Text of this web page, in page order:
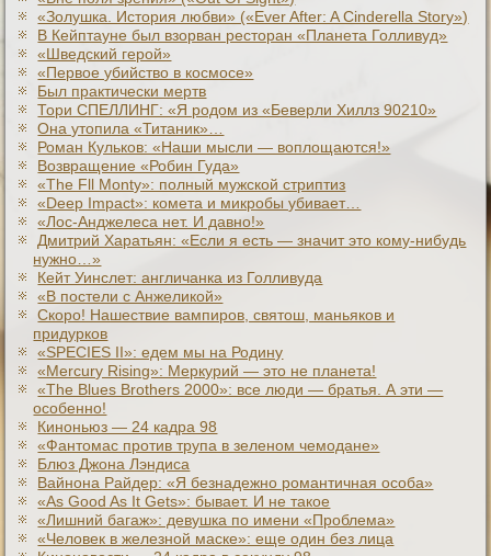
«Золушка. История любви» («Ever After: A Cinderеlla Story»)
В Кейптауне был взорван ресторан «Планета Голливуд»
«Шведский герой»
«Первое убийство в космосе»
Был практически мертв
Тори СПЕЛЛИНГ: «Я родом из «Беверли Хиллз 90210»
Она утопила «Титаник»…
Роман Кульков: «Наши мысли — воплощаются!»
Возвращение «Робин Гуда»
«The Fll Monty»: полный мужской стриптиз
«Deep Impact»: комета и микробы убивает…
«Лос-Анджелеса нет. И давно!»
Дмитрий Харатьян: «Если я есть — значит это кому-нибудь
нужно…»
Кейт Уинслет: англичанка из Голливуда
«В постели с Анжеликой»
Скоро! Нашествие вампиров, святош, маньяков и
придурков
«SPECIES II»: едем мы на Родину
«Mercury Rising»: Меркурий — это не планета!
«The Blues Brothers 2000»: все люди — братья. А эти —
особенно!
Киноньюз — 24 кадра 98
«Фантомас против трупа в зеленом чемодане»
Блюз Джона Лэндиса
Вайнона Райдер: «Я безнадежно романтичная особа»
«As Good As It Gets»: бывает. И не такое
«Лишний багаж»: девушка по имени «Проблема»
«Человек в железной маске»: еще один без лица